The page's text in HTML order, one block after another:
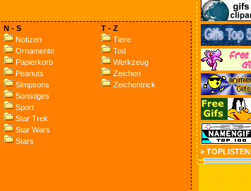
N - S
Notizen
Ornamente
Papierkorb
Peanuts
Simpsons
Sonstiges
Sport
Star Trek
Star Wars
Stars
T - Z
Tiere
Tod
Werkzeug
Zeichen
Zeichentrick
» TOPLISTEN